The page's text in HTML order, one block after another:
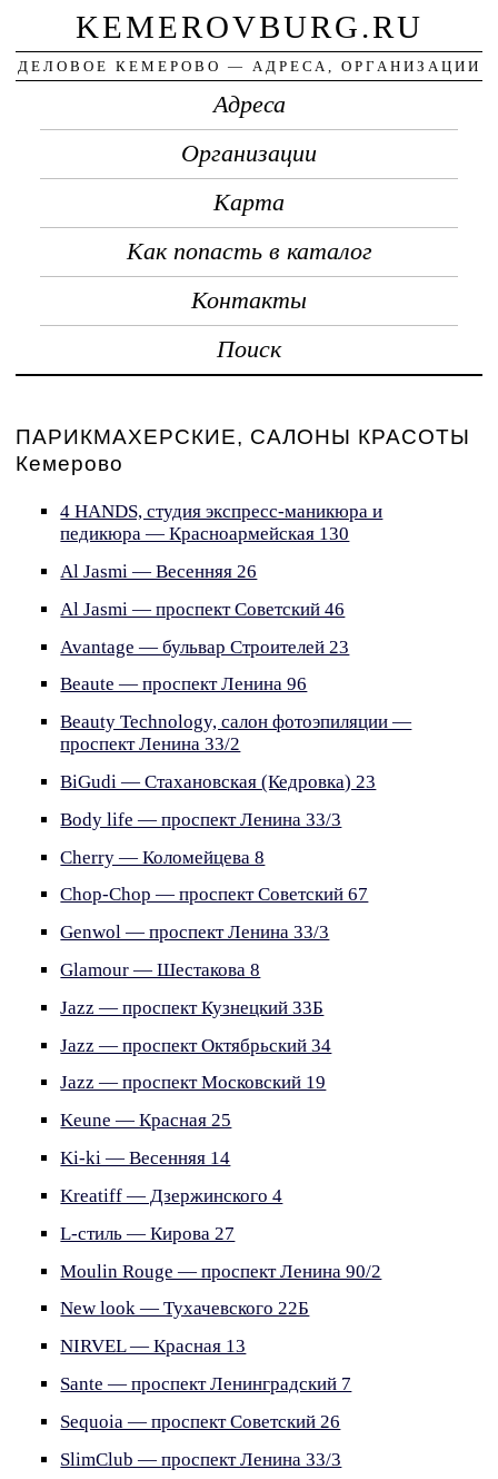
KEMEROVBURG.RU
ДЕЛОВОЕ КЕМЕРОВО — АДРЕСА, ОРГАНИЗАЦИИ
Адреса
Организации
Карта
Как попасть в каталог
Контакты
Поиск
ПАРИКМАХЕРСКИЕ, САЛОНЫ КРАСОТЫ
Кемерово
4 HANDS, студия экспресс-маникюра и
педикюра — Красноармейская 130
Al Jasmi — Весенняя 26
Al Jasmi — проспект Советский 46
Avantage — бульвар Строителей 23
Beaute — проспект Ленина 96
Beauty Technology, салон фотоэпиляции —
проспект Ленина 33/2
BiGudi — Стахановская (Кедровка) 23
Body life — проспект Ленина 33/3
Cherry — Коломейцева 8
Chop-Chop — проспект Советский 67
Genwol — проспект Ленина 33/3
Glamour — Шестакова 8
Jazz — проспект Кузнецкий 33Б
Jazz — проспект Октябрьский 34
Jazz — проспект Московский 19
Keune — Красная 25
Ki-ki — Весенняя 14
Kreatiff — Дзержинского 4
L-стиль — Кирова 27
Moulin Rouge — проспект Ленина 90/2
New look — Тухачевского 22Б
NIRVEL — Красная 13
Sante — проспект Ленинградский 7
Sequoia — проспект Советский 26
SlimClub — проспект Ленина 33/3